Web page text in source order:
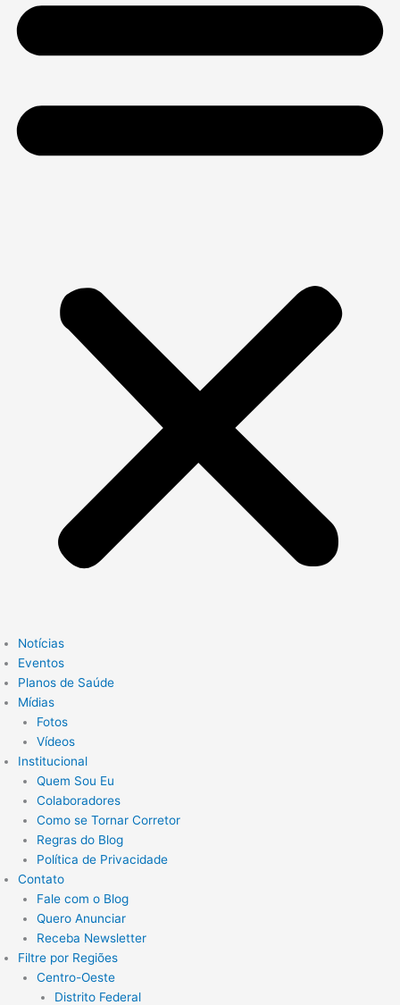
Notícias
Eventos
Planos de Saúde
Mídias
Fotos
Vídeos
Institucional
Quem Sou Eu
Colaboradores
Como se Tornar Corretor
Regras do Blog
Política de Privacidade
Contato
Fale com o Blog
Quero Anunciar
Receba Newsletter
Filtre por Regiões
Centro-Oeste
Distrito Federal